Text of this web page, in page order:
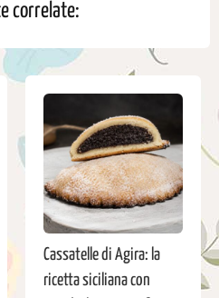
correlate:
Cassatelle di Agira: la
ricetta siciliana con